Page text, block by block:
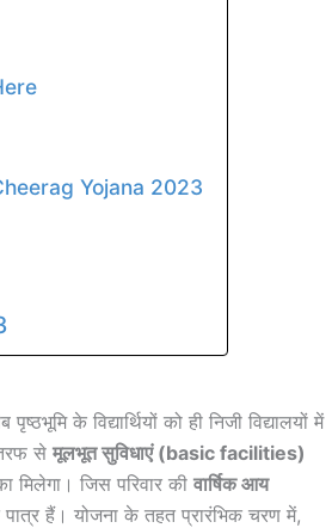
Yojana 2023
के विद्यार्थियों को ही निजी विद्यालयों में
से मूलभूत सुविधाएं (basic facilities)
मिलेगा। जिस परिवार की वार्षिक आय
हैं। योजना के तहत प्रारंभिक चरण में,